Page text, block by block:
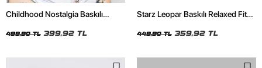
Childhood Nostalgia Baskılı
499,90 TL 399,92 TL
Starz Leopar Baskılı Relaxed Fit
449,90 TL 359,92 TL